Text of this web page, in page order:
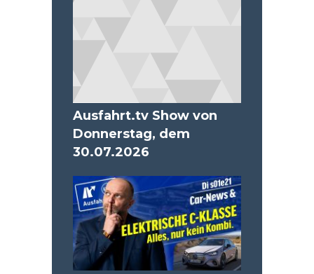
Ausfahrt.tv Show von
Donnerstag, dem
30.07.2026